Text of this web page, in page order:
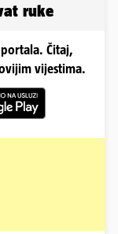
ruke
Čitaj,
vijestima.